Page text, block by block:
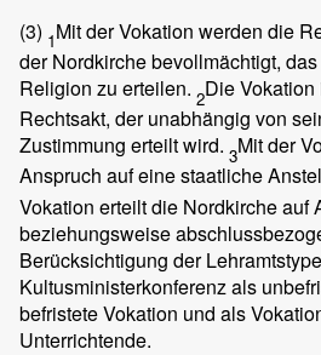
(3) 1Mit der Vokation werden die
der Nordkirche bevollmächtigt,
Religion zu erteilen. 2Die
Rechtsakt, der unabhängig von
Zustimmung erteilt wird. 3Mit der
Anspruch auf eine staatliche
Vokation erteilt die Nordkirche auf
beziehungsweise
Berücksichtigung der
Kultusministerkonferenz als
befristete Vokation und als
Unterrichtende.